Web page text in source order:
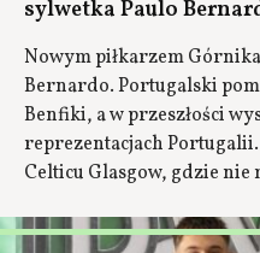
sylwetka Paulo
Nowym piłkarzem
Bernardo. Portugalski
Benfiki, a w przeszłości
reprezentacjach
Celticu Glasgow, gdzie nie